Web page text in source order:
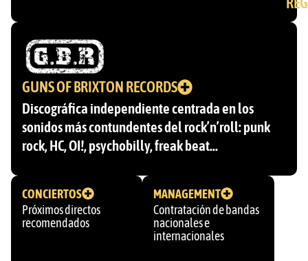
GUNS OF BRIXTON RECORDS
Discográfica independiente centrada en los
sonidos más contundentes del rock’n’roll: punk
rock, HC, OI!, psychobilly, freak beat…
CONCIERTOS
Próximos directos
recomendados
MANAGEMENT
Contratación de bandas
nacionales e
internacionales